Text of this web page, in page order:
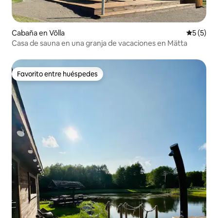
Cabaña en Võlla
5 (5)
Casa de sauna en una granja de vacaciones en Mätta
Favorito entre huéspedes
Favorito entre huéspedes